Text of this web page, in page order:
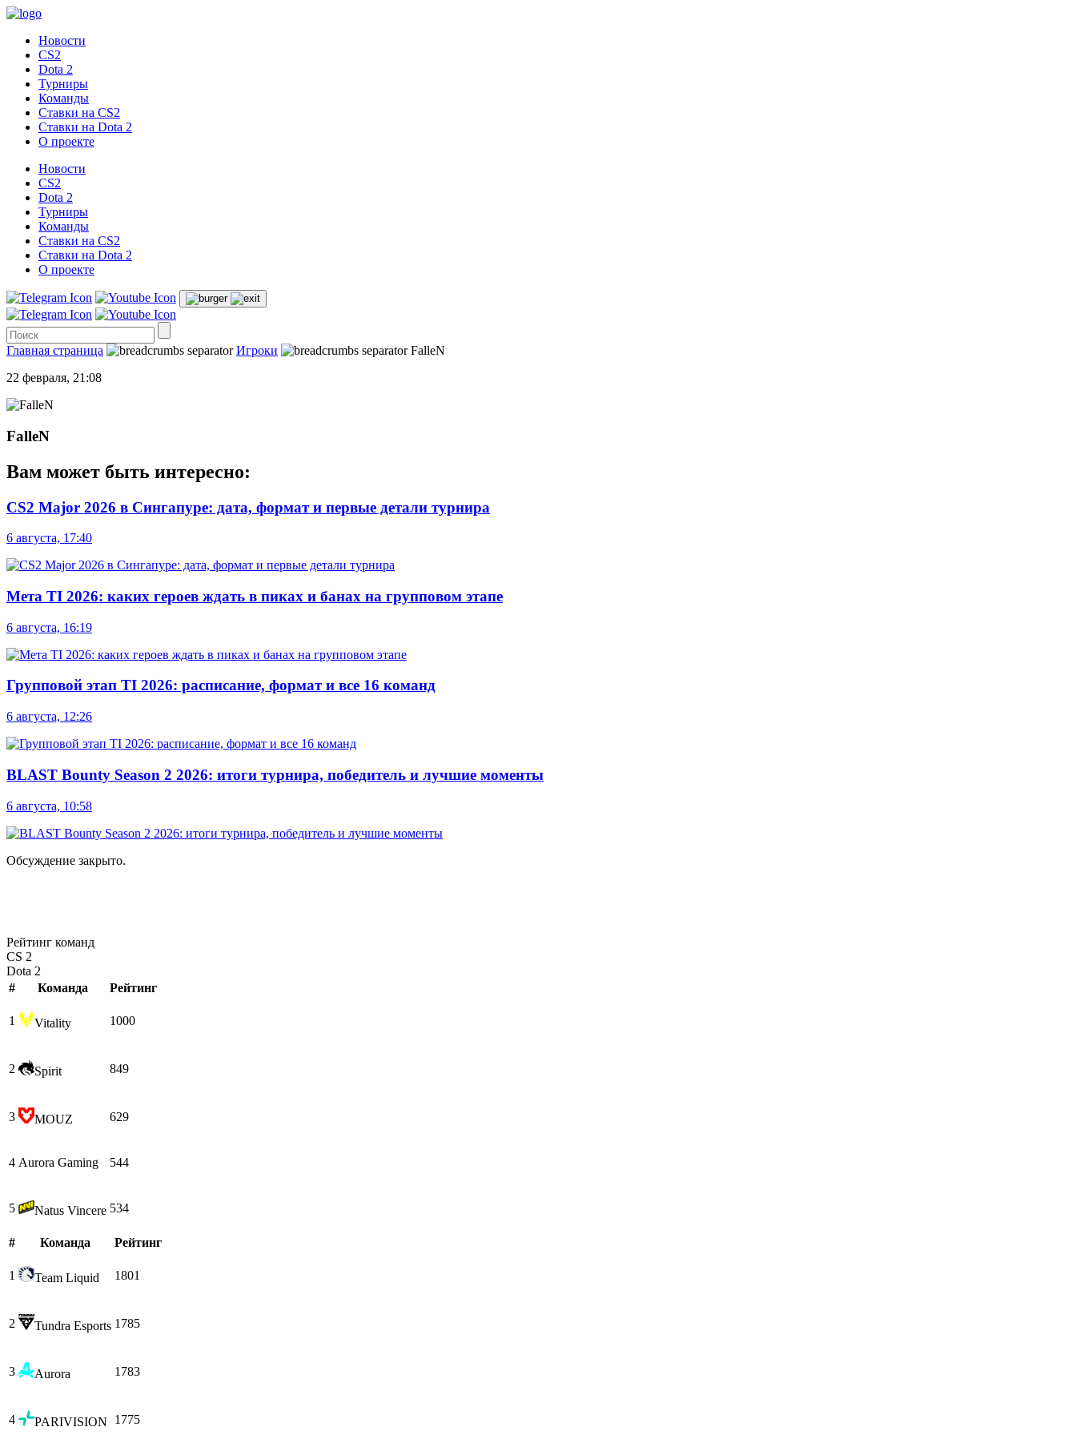
Новости
CS2
Dota 2
Турниры
Команды
Ставки на CS2
Ставки на Dota 2
О проекте
Новости
CS2
Dota 2
Турниры
Команды
Ставки на CS2
Ставки на Dota 2
О проекте
Главная страница Игроки
FalleN
22 февраля, 21:08
FalleN
Вам может быть интересно:
CS2 Major 2026 в Сингапуре: дата, формат и первые детали турнира
6 августа, 17:40
Мета TI 2026: каких героев ждать в пиках и банах на групповом этапе
6 августа, 16:19
Групповой этап TI 2026: расписание, формат и все 16 команд
6 августа, 12:26
BLAST Bounty Season 2 2026: итоги турнира, победитель и лучшие моменты
6 августа, 10:58
Обсуждение закрыто.
Рейтинг команд
CS 2
Dota 2
#
Команда Рейтинг
1 Vitality 1000
2 Spirit 849
3 MOUZ 629
4 Aurora Gaming 544
5 Natus Vincere 534
# Команда Рейтинг
1 Team Liquid 1801
2 Tundra Esports 1785
3 Aurora 1783
4 PARIVISION 1775